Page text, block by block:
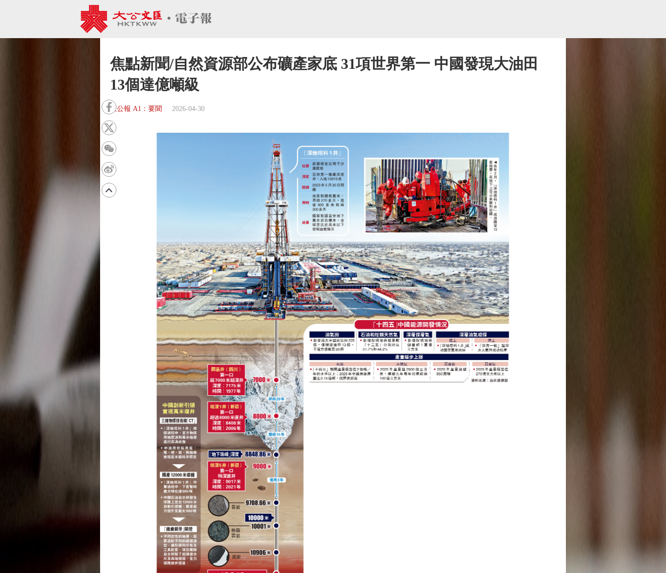
焦點新聞/自然資源部公布礦產家底 31項世界第一 中國發現大油田
13個達億噸級
大公報 A1：要聞 2026-04-30